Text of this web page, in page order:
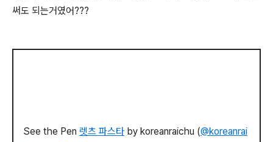
써도 되는거였어???
See the Pen 렛츠 파스타 by koreanraichu (@koreanrai